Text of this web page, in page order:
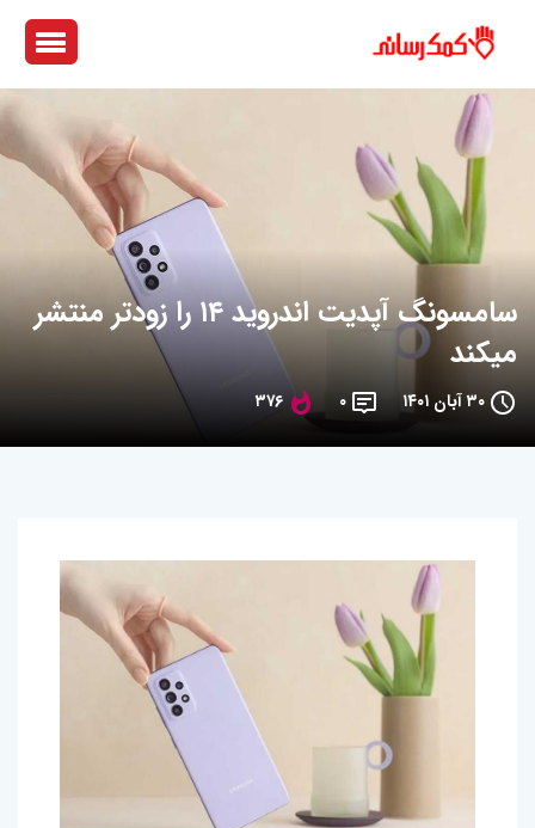
سامسونگ آپدیت اندروید ۱۴ را زودتر منتشر
میکند
۳۰ آبان ۱۴۰۱ ۰ ۳۷۶